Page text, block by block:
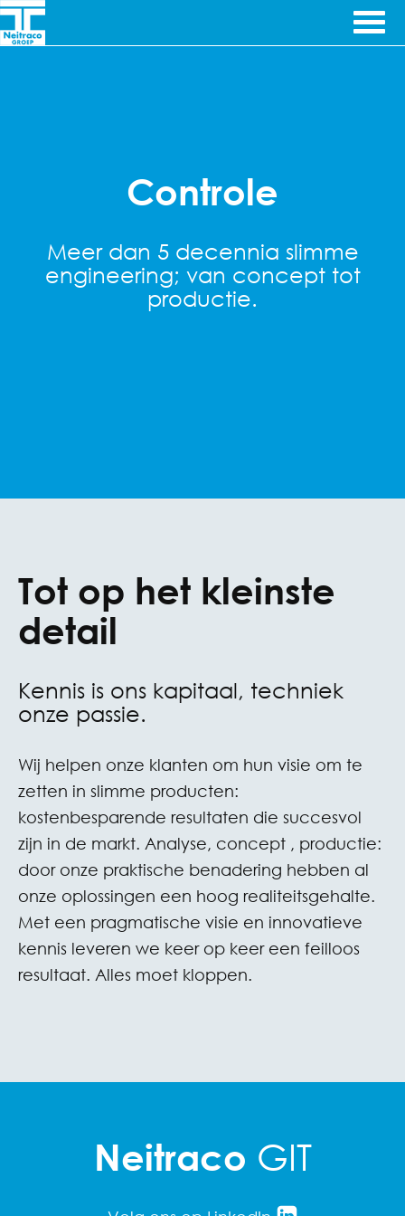
Ga door naar inhoud
Controle
Meer dan 5 decennia slimme
engineering; van concept tot
productie.
Tot op het kleinste
detail
Kennis is ons kapitaal, techniek
onze passie.
Wij helpen onze klanten om hun visie om te
zetten in slimme producten:
kostenbesparende resultaten die succesvol
zijn in de markt. Analyse, concept , productie:
door onze praktische benadering hebben al
onze oplossingen een hoog realiteitsgehalte.
Met een pragmatische visie en innovatieve
kennis leveren we keer op keer een feilloos
resultaat. Alles moet kloppen.
Neitraco GIT